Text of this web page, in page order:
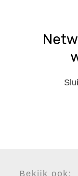
Bekijk ook: